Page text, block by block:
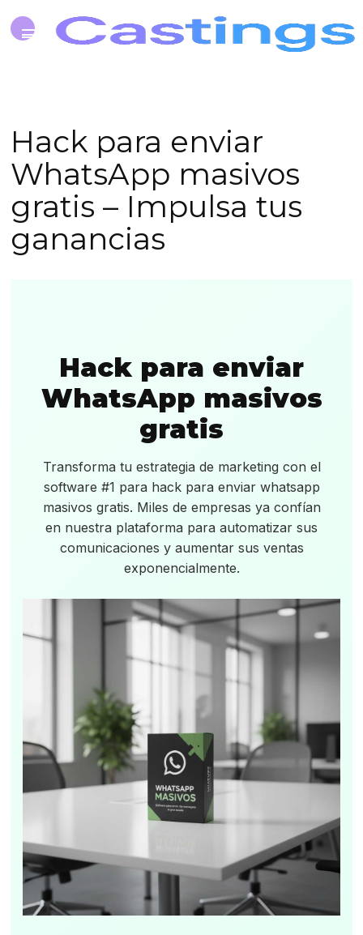
Hack para enviar
WhatsApp masivos
gratis – Impulsa tus
ganancias
Hack para enviar
WhatsApp masivos
gratis
Transforma tu estrategia de marketing con el
software #1 para hack para enviar whatsapp
masivos gratis. Miles de empresas ya confían
en nuestra plataforma para automatizar sus
comunicaciones y aumentar sus ventas
exponencialmente.